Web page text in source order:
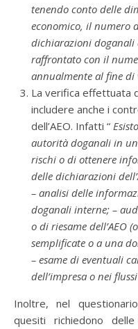
tenendo conto delle
economico, il numero
dichiarazioni doganali
raffrontato con il
annualmente al fine
La verifica effettuata
includere anche i
dell’AEO. Infatti “
autorità doganali in
rischi o di ottenere
delle dichiarazioni
– analisi delle
doganali interne; –
o di riesame dell’AEO
semplificate o a una
– esame di eventuali
dell’impresa o nei
Inoltre, nel
quesiti richiedono delle